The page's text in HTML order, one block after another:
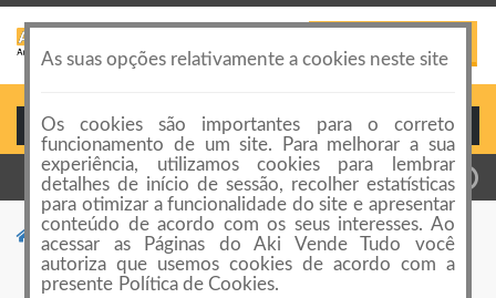
navigation
Login ou Cadastro
Categorias de anúncios Vôlei e Handebol
Vôlei e Handebol
As suas opções relativamente a cookies neste site
Os cookies são importantes para o correto
funcionamento de um site. Para melhorar a sua
experiência, utilizamos cookies para lembrar
detalhes de início de sessão, recolher estatísticas
para otimizar a funcionalidade do site e apresentar
conteúdo de acordo com os seus interesses. Ao
acessar as Páginas do Aki Vende Tudo você
autoriza que usemos cookies de acordo com a
presente Política de Cookies.